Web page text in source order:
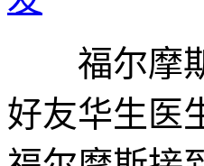
福尔摩斯
好友华生医